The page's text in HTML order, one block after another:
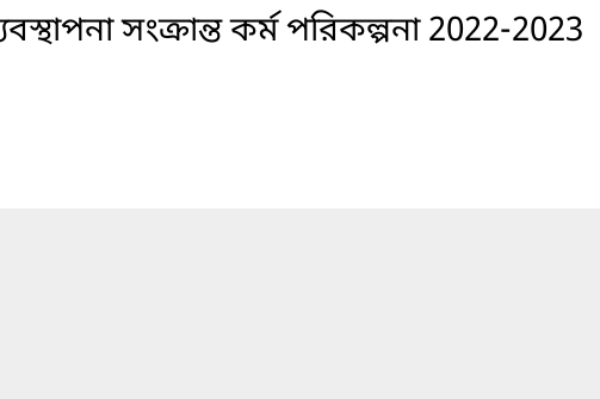
সংক্রান্ত কর্ম পরিকল্পনা 2022-2023